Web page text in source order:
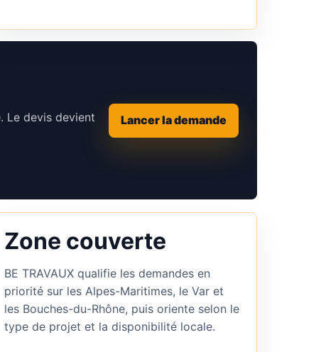
Le devis devient
Lancer la demande
Zone couverte
BE TRAVAUX qualifie les demandes en
priorité sur les Alpes-Maritimes, le Var et
les Bouches-du-Rhône, puis oriente selon le
type de projet et la disponibilité locale.